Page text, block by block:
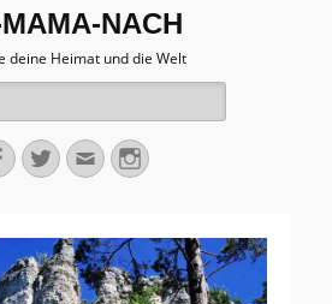
NACH
deine Heimat und die Welt
Facebook
TwitterEmailInstagram